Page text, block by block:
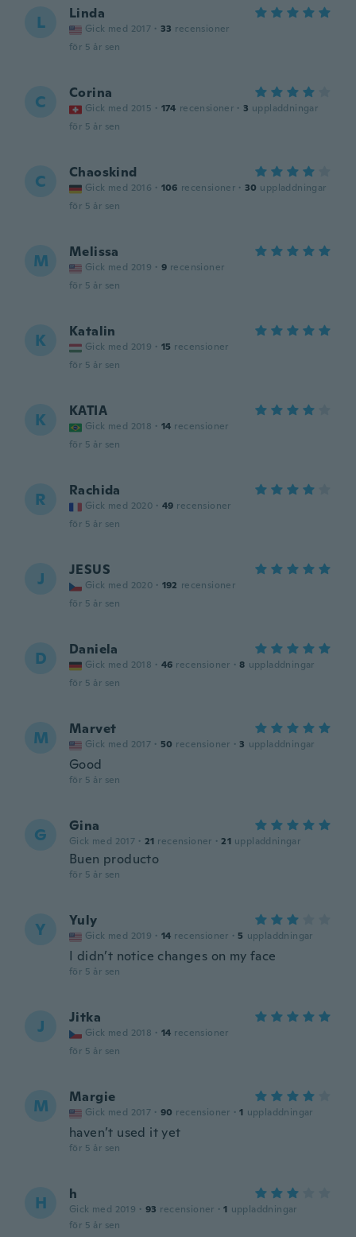
L Linda
Gick med 2017 · 33 recensioner
för 5 år sen
C Corina
Gick med 2015 · 174 recensioner · 3 uppladdningar
för 5 år sen
C Chaoskind
Gick med 2016 · 106 recensioner · 30 uppladdningar
för 5 år sen
M Melissa
Gick med 2019 · 9 recensioner
för 5 år sen
K Katalin
Gick med 2019 · 15 recensioner
för 5 år sen
K KATIA
Gick med 2018 · 14 recensioner
för 5 år sen
R Rachida
Gick med 2020 · 49 recensioner
för 5 år sen
J JESUS
Gick med 2020 · 192 recensioner
för 5 år sen
D Daniela
Gick med 2018 · 46 recensioner · 8 uppladdningar
för 5 år sen
M Marvet
Gick med 2017 · 50 recensioner · 3 uppladdningar
Good
för 5 år sen
G Gina
Gick med 2017 · 21 recensioner · 21 uppladdningar
Buen producto
för 5 år sen
Y Yuly
Gick med 2019 · 14 recensioner · 5 uppladdningar
I didn’t notice changes on my face
för 5 år sen
J Jitka
Gick med 2018 · 14 recensioner
för 5 år sen
M Margie
Gick med 2017 · 90 recensioner · 1 uppladdningar
haven’t used it yet
för 5 år sen
H h
Gick med 2019 · 93 recensioner · 1 uppladdningar
för 5 år sen